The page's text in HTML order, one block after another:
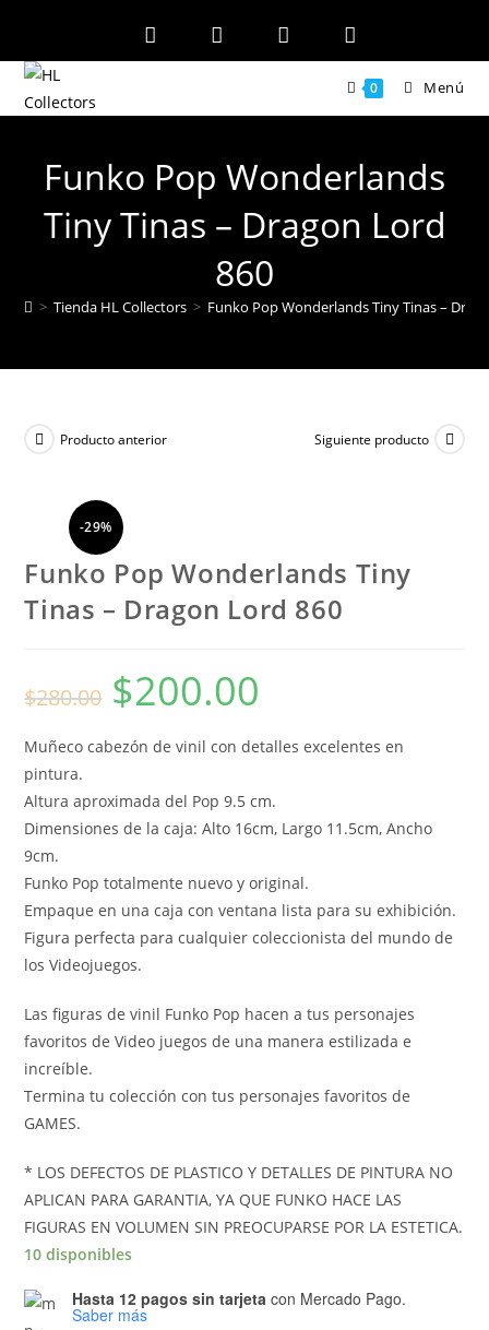
contenido
0 Menú
Funko Pop Wonderlands
Tiny Tinas – Dragon Lord
860
> Tienda HL Collectors > Funko Pop Wonderlands Tiny Tinas –
-29%
Producto anterior Siguiente producto
Funko Pop Wonderlands Tiny
Tinas – Dragon Lord 860
$280.00
El
precio
original
$280.00.
$200.00
$200.00.
Muñeco cabezón de vinil con detalles excelentes en
pintura.
Altura aproximada del Pop 9.5 cm.
Dimensiones de la caja: Alto 16cm, Largo 11.5cm, Ancho
9cm.
Funko Pop totalmente nuevo y original.
Empaque en una caja con ventana lista para su exhibición.
Figura perfecta para cualquier coleccionista del mundo de
los Videojuegos.
Las figuras de vinil Funko Pop hacen a tus personajes
favoritos de Video juegos de una manera estilizada e
increíble.
Termina tu colección con tus personajes favoritos de
GAMES.
* LOS DEFECTOS DE PLASTICO Y DETALLES DE PINTURA NO
APLICAN PARA GARANTIA, YA QUE FUNKO HACE LAS
FIGURAS EN VOLUMEN SIN PREOCUPARSE POR LA ESTETICA.
10 disponibles
Hasta 12 pagos sin tarjeta con Mercado Pago.
Saber más